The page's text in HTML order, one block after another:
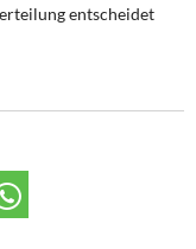
entscheidet